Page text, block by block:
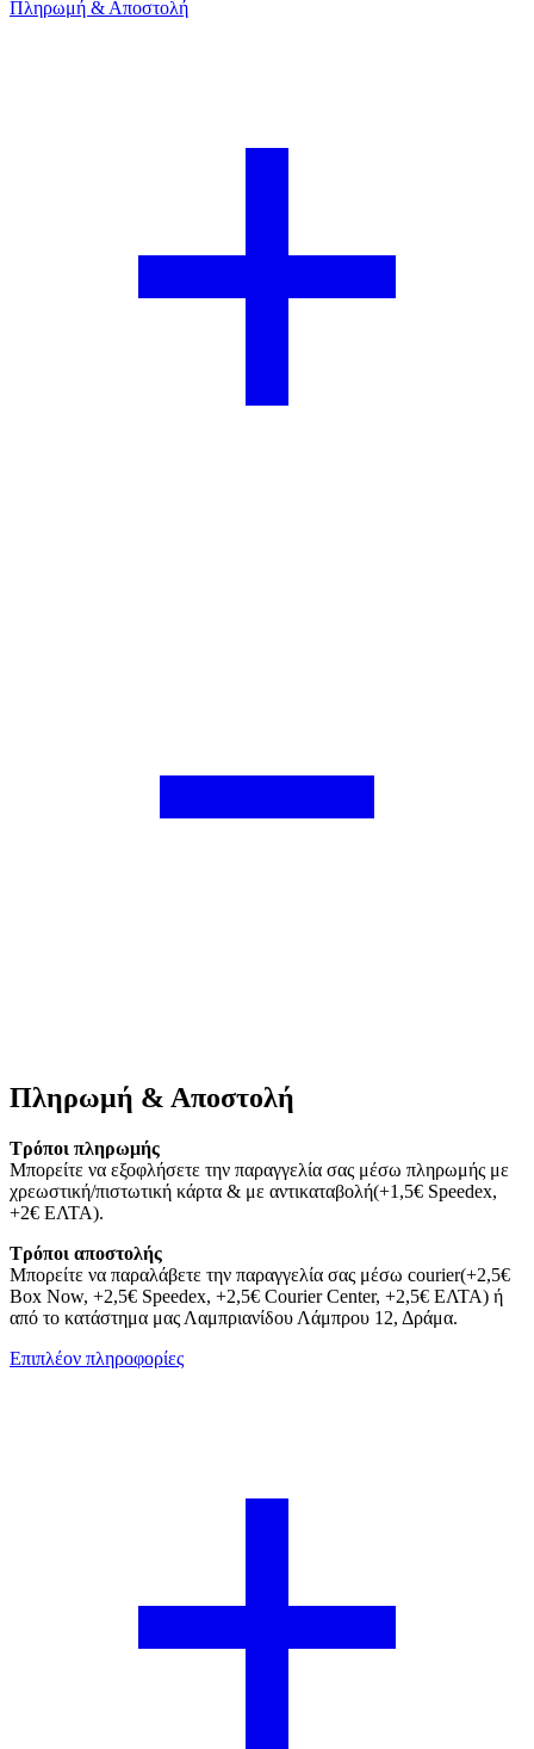
Πληρωμή & Αποστολή
Πληρωμή & Αποστολή
Τρόποι πληρωμής
Μπορείτε να εξοφλήσετε την παραγγελία σας μέσω πληρωμής με
χρεωστική/πιστωτική κάρτα & με αντικαταβολή(+1,5€ Speedex,
+2€ ΕΛΤΑ).
Τρόποι αποστολής
Μπορείτε να παραλάβετε την παραγγελία σας μέσω courier(+2,5€
Box Now, +2,5€ Speedex, +2,5€ Courier Center, +2,5€ ΕΛΤΑ) ή
από το κατάστημα μας Λαμπριανίδου Λάμπρου 12, Δράμα.
Επιπλέον πληροφορίες